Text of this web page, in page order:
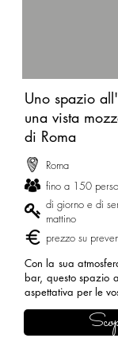
Uno spazio
una vista
di Roma
Roma
fino a 150
di giorno e di
mattino
prezzo su
Con la sua
bar, questo spazio
aspettativa per le